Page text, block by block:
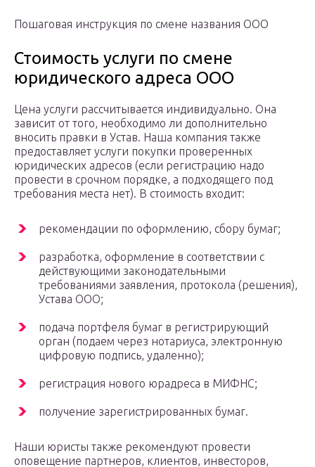
Пошаговая инструкция по смене названия ООО
Стоимость услуги по смене
юридического адреса ООО
Цена услуги рассчитывается индивидуально. Она
зависит от того, необходимо ли дополнительно
вносить правки в Устав. Наша компания также
предоставляет услуги покупки проверенных
юридических адресов (если регистрацию надо
провести в срочном порядке, а подходящего под
требования места нет). В стоимость входит:
рекомендации по оформлению, сбору бумаг;
разработка, оформление в соответствии с
действующими законодательными
требованиями заявления, протокола (решения),
Устава ООО;
подача портфеля бумаг в регистрирующий
орган (подаем через нотариуса, электронную
цифровую подпись, удаленно);
регистрация нового юрадреса в МИФНС;
получение зарегистрированных бумаг.
Наши юристы также рекомендуют провести
оповещение партнеров, клиентов, инвесторов,